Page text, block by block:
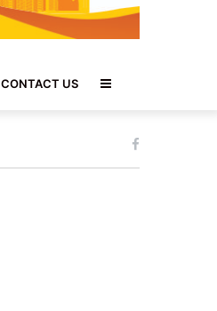
CONTACT US Sidebar